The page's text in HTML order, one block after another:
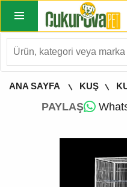
ANA SAYFA KUŞ
PAYLAŞ